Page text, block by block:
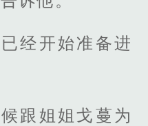
经开始准备进
跟姐姐戈蔓为